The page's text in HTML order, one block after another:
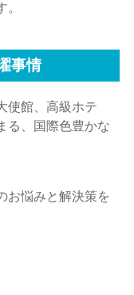
事情
使館、高級ホテ
る、国際色豊かな
お悩みと解決策を